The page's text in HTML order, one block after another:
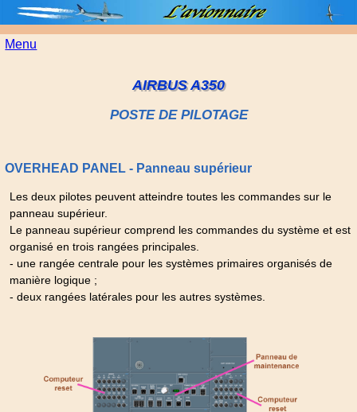
Menu
AIRBUS A350
POSTE DE PILOTAGE
OVERHEAD PANEL - Panneau supérieur
Les deux pilotes peuvent atteindre toutes les commandes sur le
panneau supérieur.
Le panneau supérieur comprend les commandes du système et est
organisé en trois rangées principales.
- une rangée centrale pour les systèmes primaires organisés de
manière logique ;
- deux rangées latérales pour les autres systèmes.